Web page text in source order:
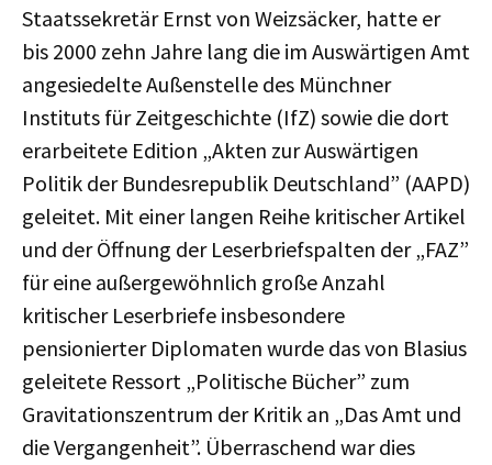
Staatssekretär Ernst von Weizsäcker, hatte er
bis 2000 zehn Jahre lang die im Auswärtigen Amt
angesiedelte Außenstelle des Münchner
Instituts für Zeitgeschichte (IfZ) sowie die dort
erarbeitete Edition „Akten zur Auswärtigen
Politik der Bundesrepublik Deutschland” (AAPD)
geleitet. Mit einer langen Reihe kritischer Artikel
und der Öffnung der Leserbriefspalten der „FAZ”
für eine außergewöhnlich große Anzahl
kritischer Leserbriefe insbesondere
pensionierter Diplomaten wurde das von Blasius
geleitete Ressort „Politische Bücher” zum
Gravitationszentrum der Kritik an „Das Amt und
die Vergangenheit”. Überraschend war dies